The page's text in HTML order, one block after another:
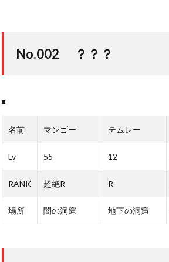
No.002 ？？？
名前 マンゴー テムレー
Lv 55 12
RANK 超絶R R
場所 闇の洞窟 地下の洞窟